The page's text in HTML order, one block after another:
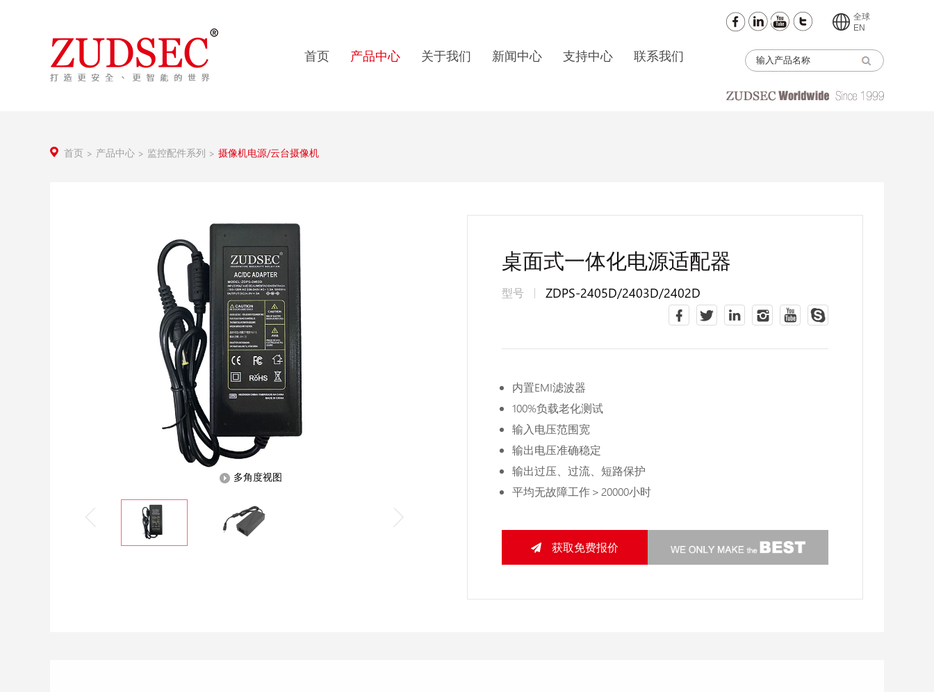
首页 产品中心 关于我们 新闻中心 支持中心 联系我们
全球
EN
首页 > 产品中心 > 监控配件系列 > 摄像机电源/云台摄像机
多角度视图
桌面式一体化电源适配器
型号 ZDPS-2405D/2403D/2402D
内置EMI滤波器
100%负载老化测试
输入电压范围宽
输出电压准确稳定
输出过压、过流、短路保护
平均无故障工作＞20000小时
获取免费报价